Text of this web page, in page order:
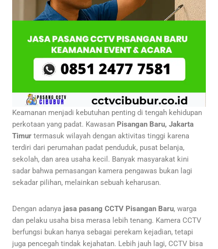
Keamanan menjadi kebutuhan penting di tengah kehidupan
perkotaan yang padat. Kawasan Pisangan Baru, Jakarta
Timur termasuk wilayah dengan aktivitas tinggi karena
terdiri dari perumahan padat penduduk, pusat belanja,
sekolah, dan area usaha kecil. Banyak masyarakat kini
sadar bahwa pemasangan kamera pengawas bukan lagi
sekadar pilihan, melainkan sebuah keharusan.
Dengan adanya jasa pasang CCTV Pisangan Baru, warga
dan pelaku usaha bisa merasa lebih tenang. Kamera CCTV
berfungsi bukan hanya sebagai perekam kejadian, tetapi
juga pencegah tindak kejahatan. Lebih jauh lagi, CCTV bisa